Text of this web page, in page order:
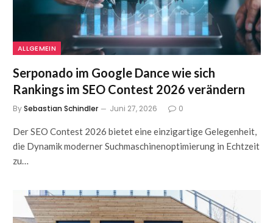
ALLGEMEIN
Serponado im Google Dance wie sich
Rankings im SEO Contest 2026 verändern
BySebastian Schindler Juni 27, 2026 0
Der SEO Contest 2026 bietet eine einzigartige Gelegenheit,
die Dynamik moderner Suchmaschinenoptimierung in Echtzeit
zu…